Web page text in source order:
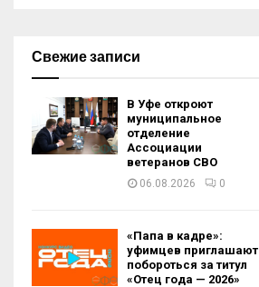
Свежие записи
В Уфе откроют
муниципальное
отделение
Ассоциации
ветеранов СВО
06.08.2026 0
«Папа в кадре»:
уфимцев приглашают
побороться за титул
«Отец года — 2026»